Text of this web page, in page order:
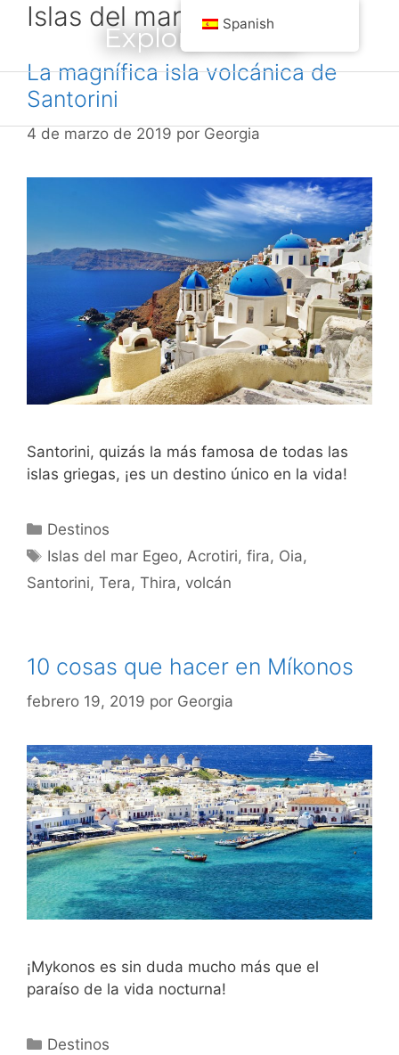
saltar
Explora Grecia
Islas del mar Egeo
La magnífica isla volcánica de
Santorini
4 de marzo de 2019 por Georgia
Santorini, quizás la más famosa de todas las
islas griegas, ¡es un destino único en la vida!
Categorías
Destinos
Etiquetas
Islas del mar Egeo,Acrotiri,fira, Oia,
Santorini, Tera, Thira, volcán
10 cosas que hacer en Míkonos
febrero 19, 2019 por Georgia
¡Mykonos es sin duda mucho más que el
paraíso de la vida nocturna!
Categorías
Destinos
Spanish